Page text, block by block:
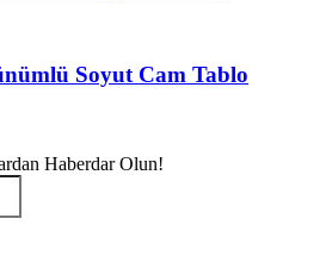
Soyut Cam Tablo
Haberdar Olun!